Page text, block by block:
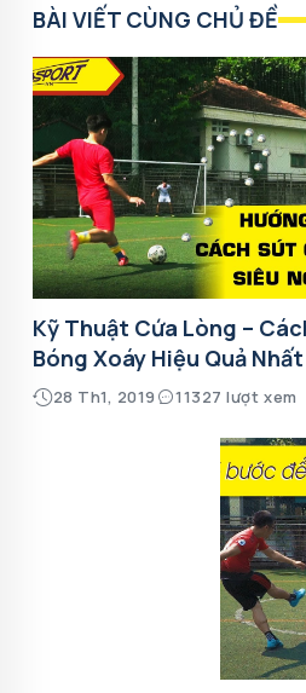
BÀI VIẾT CÙNG CHỦ ĐỀ
Kỹ Thuật Cứa Lòng –
Bóng Xoáy Hiệu Quả Nhất
28 Th1, 2019 11327 lượt xem